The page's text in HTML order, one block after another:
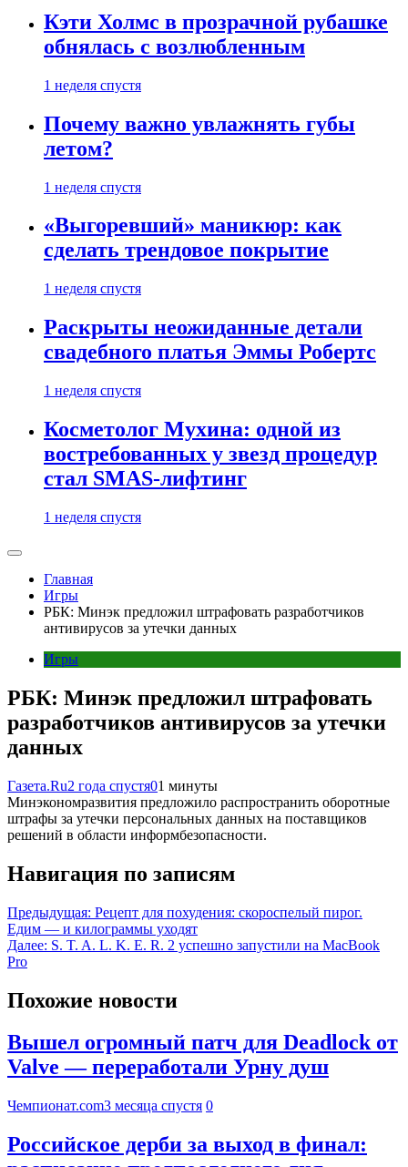
Кэти Холмс в прозрачной рубашке
обнялась с возлюбленным
1 неделя спустя
Почему важно увлажнять губы
летом?
1 неделя спустя
«Выгоревший» маникюр: как
сделать трендовое покрытие
1 неделя спустя
Раскрыты неожиданные детали
свадебного платья Эммы Робертс
1 неделя спустя
Косметолог Мухина: одной из
востребованных у звезд процедур
стал SMAS-лифтинг
1 неделя спустя
Главная
Игры
РБК: Минэк предложил штрафовать разработчиков
антивирусов за утечки данных
Игры
РБК: Минэк предложил штрафовать
разработчиков антивирусов за утечки
данных
Газета.Ru2 года спустя01 минуты
Минэкономразвития предложило распространить оборотные
штрафы за утечки персональных данных на поставщиков
решений в области информбезопасности.
Навигация по записям
Предыдущая: Рецепт для похудения: скороспелый пирог.
Едим — и килограммы уходят
Далее: S. T. A. L. K. E. R. 2 успешно запустили на MacBook
Pro
Похожие новости
Вышел огромный патч для Deadlock от
Valve — переработали Урну душ
Чемпионат.com3 месяца спустя 0
Российское дерби за выход в финал: